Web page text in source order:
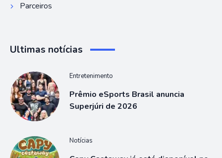
Parceiros
Ultimas notícias
Entretenimento
Prêmio eSports Brasil anuncia
Superjúri de 2026
Notícias